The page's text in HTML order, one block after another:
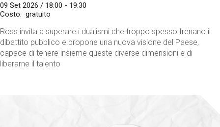
09 Set 2026 / 18:00 - 19:30
Costo
gratuito
Ross invita a superare i dualismi che troppo spesso frenano il
dibattito pubblico e propone una nuova visione del Paese,
capace di tenere insieme queste diverse dimensioni e di
liberarne il talento